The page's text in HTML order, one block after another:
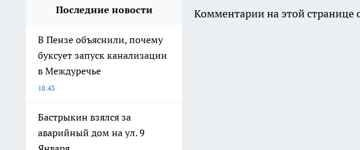
Последние новости
В Пензе объяснили, почему
буксует запуск канализации
в Междуречье
18:43
Бастрыкин взялся за
аварийный дом на ул. 9
Комментарии на этой странице